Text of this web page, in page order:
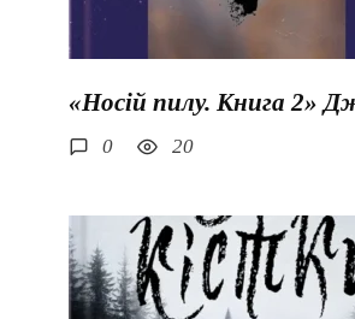
«Носій пилу. Книга 2»
0 20